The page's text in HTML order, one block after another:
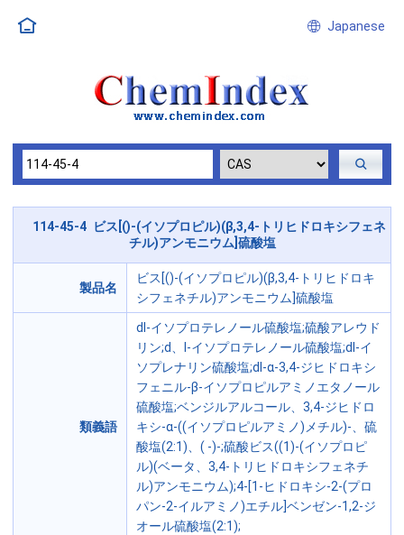
Japanese
114-45-4 ビス[()-(イソプロピル)(β,3,4-トリヒドロキシフェネ
チル)アンモニウム]硫酸塩
製品名
ビス[()-(イソプロピル)(β,3,4-トリヒドロキ
シフェネチル)アンモニウム]硫酸塩
類義語
dl-イソプロテレノール硫酸塩;硫酸アレウド
リン;d、l-イソプロテレノール硫酸塩;dl-イ
ソプレナリン硫酸塩;dl-α-3,4-ジヒドロキシ
フェニル-β-イソプロピルアミノエタノール
硫酸塩;ベンジルアルコール、3,4-ジヒドロ
キシ-α-((イソプロピルアミノ)メチル)-、硫
酸塩(2:1)、( -)-;硫酸ビス((1)-(イソプロピ
ル)(ベータ、3,4-トリヒドロキシフェネチ
ル)アンモニウム);4-[1-ヒドロキシ-2-(プロ
パン-2-イルアミノ)エチル]ベンゼン-1,2-ジ
オール硫酸塩(2:1);